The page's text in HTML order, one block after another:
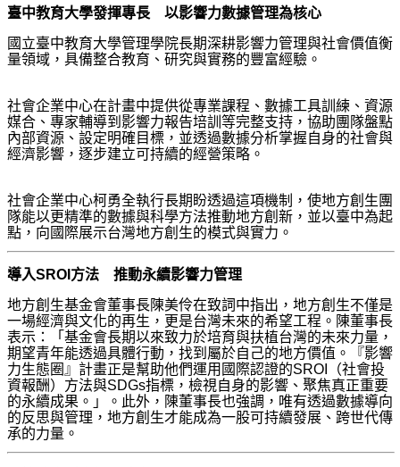
臺中教育大學發揮專長 以影響力數據管理為核心
國立臺中教育大學管理學院長期深耕影響力管理與社會價值衡
量領域，具備整合教育、研究與實務的豐富經驗。
社會企業中心在計畫中提供從專業課程、數據工具訓練、資源
媒合、專家輔導到影響力報告培訓等完整支持，協助團隊盤點
內部資源、設定明確目標，並透過數據分析掌握自身的社會與
經濟影響，逐步建立可持續的經營策略。
社會企業中心柯勇全執行長期盼透過這項機制，使地方創生團
隊能以更精準的數據與科學方法推動地方創新，並以臺中為起
點，向國際展示台灣地方創生的模式與實力。
導入SROI方法 推動永續影響力管理
地方創生基金會董事長陳美伶在致詞中指出，地方創生不僅是
一場經濟與文化的再生，更是台灣未來的希望工程。 陳董事長
表示：「基金會長期以來致力於培育與扶植台灣的未來力量，
期望青年能透過具體行動，找到屬於自己的地方價值。『影響
力生態圈』計畫正是幫助他們運用國際認證的SROI（社會投
資報酬）方法與SDGs指標，檢視自身的影響、聚焦真正重要
的永續成果。」。此外， 陳董事長也強調，唯有透過數據導向
的反思與管理，地方創生才能成為一股可持續發展、跨世代傳
承的力量。